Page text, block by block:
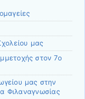
μας
στον 7ο
μας στην
Φιλαναγνωσίας